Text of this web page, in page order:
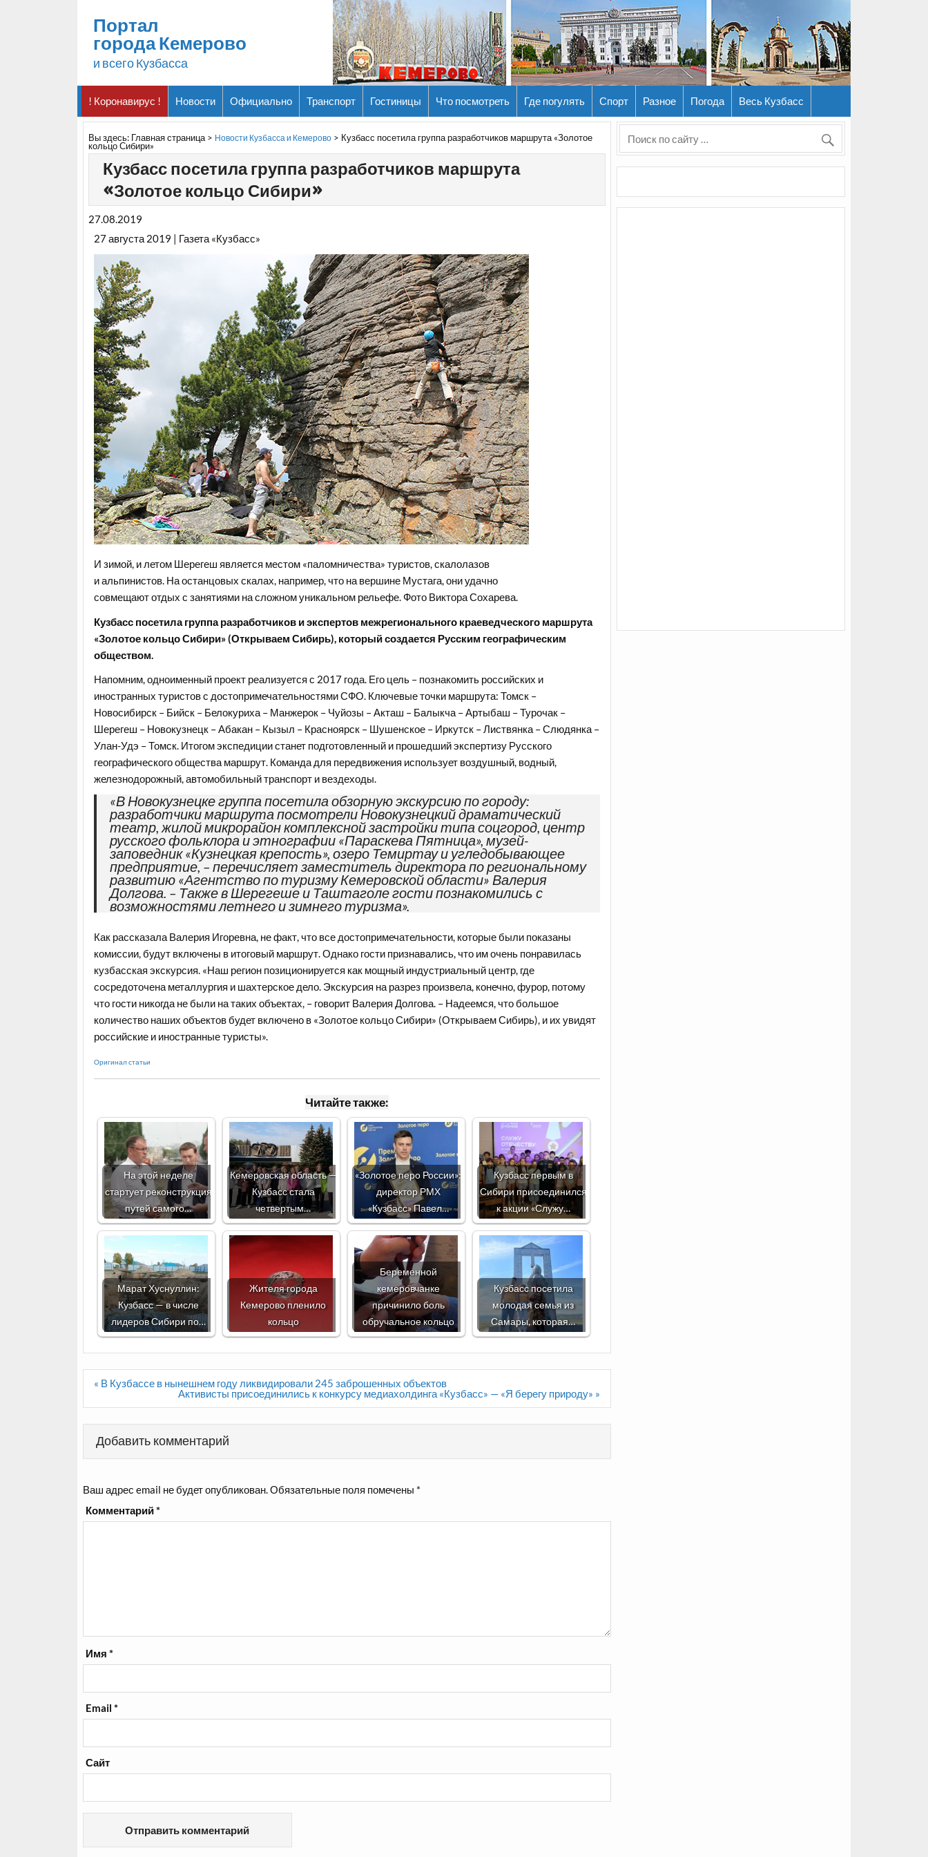
Портал
города Кемерово
и всего Кузбасса
! Коронавирус ! Новости Официально Транспорт Гостиницы Что посмотреть Где погулять Спорт Разное Погода Весь Кузбасс
Вы здесь: Главная страница> Новости Кузбасса и Кемерово > Кузбасс посетила группа разработчиков маршрута «Золотое
кольцо Сибири»
Кузбасс посетила группа разработчиков маршрута
«Золотое кольцо Сибири»
27.08.2019
27 августа 2019 | Газета «Кузбасс»
И зимой, и летом Шерегеш является местом «паломничества» туристов, скалолазов
и альпинистов. На останцовых скалах, например, что на вершине Мустага, они удачно
совмещают отдых с занятиями на сложном уникальном рельефе. Фото Виктора Сохарева.
Кузбасс посетила группа разработчиков и экспертов межрегионального краеведческого маршрута
«Золотое кольцо Сибири» (Открываем Сибирь), который создается Русским географическим
обществом.
Напомним, одноименный проект реализуется с 2017 года. Его цель – познакомить российских и
иностранных туристов с достопримечательностями СФО. Ключевые точки маршрута: Томск –
Новосибирск – Бийск – Белокуриха – Манжерок – Чуйозы – Акташ – Балыкча – Артыбаш – Турочак –
Шерегеш – Новокузнецк – Абакан – Кызыл – Красноярск – Шушенское – Иркутск – Листвянка – Слюдянка –
Улан-Удэ – Томск. Итогом экспедиции станет подготовленный и прошедший экспертизу Русского
географического общества маршрут. Команда для передвижения использует воздушный, водный,
железнодорожный, автомобильный транспорт и вездеходы.
«В Новокузнецке группа посетила обзорную экскурсию по городу:
разработчики маршрута посмотрели Новокузнецкий драматический
театр, жилой микрорайон комплексной застройки типа соцгород, центр
русского фольклора и этнографии «Параскева Пятница», музей-
заповедник «Кузнецкая крепость», озеро Темиртау и угледобывающее
предприятие, – перечисляет заместитель директора по региональному
развитию «Агентство по туризму Кемеровской области» Валерия
Долгова. – Также в Шерегеше и Таштаголе гости познакомились с
возможностями летнего и зимнего туризма».
Как рассказала Валерия Игоревна, не факт, что все достопримечательности, которые были показаны
комиссии, будут включены в итоговый маршрут. Однако гости признавались, что им очень понравилась
кузбасская экскурсия. «Наш регион позиционируется как мощный индустриальный центр, где
сосредоточена металлургия и шахтерское дело. Экскурсия на разрез произвела, конечно, фурор, потому
что гости никогда не были на таких объектах, – говорит Валерия Долгова. – Надеемся, что большое
количество наших объектов будет включено в «Золотое кольцо Сибири» (Открываем Сибирь), и их увидят
российские и иностранные туристы».
Оригинал статьи
Читайте также:
На этой неделе
стартует реконструкция
путей самого…
Кемеровская область —
Кузбасс стала
четвертым…
«Золотое перо России»:
директор РМХ
«Кузбасс» Павел…
Кузбасс первым в
Сибири присоединился
к акции «Служу…
Марат Хуснуллин:
Кузбасс — в числе
лидеров Сибири по…
Жителя города
Кемерово пленило
кольцо
Беременной
кемеровчанке
причинило боль
обручальное кольцо
Кузбасс посетила
молодая семья из
Самары, которая…
Навигация
« В Кузбассе в нынешнем году ликвидировали 245 заброшенных объектов
Активисты присоединились к конкурсу медиахолдинга «Кузбасс» — «Я берегу природу» »
Добавить комментарий
Ваш адрес email не будет опубликован.Обязательные поля помечены *
Комментарий*
Имя*
Email*
Сайт